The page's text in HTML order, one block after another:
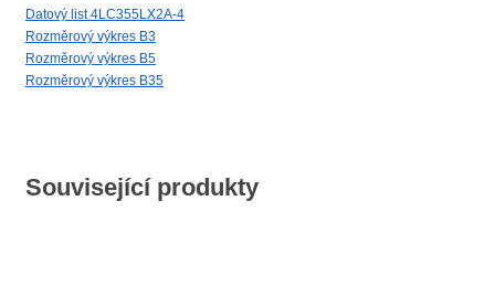
Datový list 4LC355LX2A-4
Rozměrový výkres B3
Rozměrový výkres B5
Rozměrový výkres B35
Související produkty